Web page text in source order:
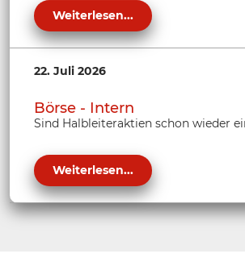
Weiterlesen...
22. Juli 2026
Börse - Intern
Sind Halbleiteraktien schon wieder
Weiterlesen...